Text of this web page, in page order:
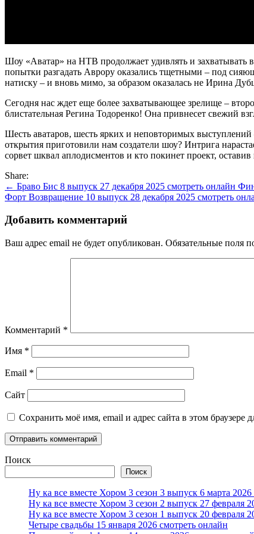
Шоу «Аватар» на НТВ продолжает удивлять и
попытки разгадать Аврору оказались тщетными – под
натиску – и вновь мимо, за образом оказалась не Ирина
Сегодня нас ждет еще более захватывающее зрелище –
блистательная Регина Тодоренко! Она привнесет свежий
Шесть аватаров, шесть ярких и неповторимых
открытия приготовили нам создатели шоу? Интрига
сорвет шквал аплодисментов и кто покинет проект,
Share:
Навигация
по
записям
← Браво Бис 8 выпуск 27 декабря 2025 смотреть онлайн
Форт Возвращение 10 выпуск 28 декабря 2025 смотреть
Добавить комментарий
Ваш адрес email не будет опубликован. Обязательные поля
Комментарий *
Имя *
Email *
Сайт
Сохранить моё имя, email и адрес сайта в этом
Поиск
Поиск
Ну ка все вместе Хором 3 сезон 3 выпуск 6 марта 2026
Ну ка все вместе Хором 3 сезон 2 выпуск 27 февраля
Ну ка все вместе Хором 3 сезон 1 выпуск 20 февраля
Четыре свадьбы 15 января 2026 смотреть онлайн